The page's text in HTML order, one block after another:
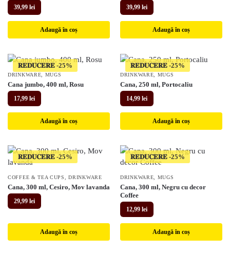
39,99 lei
Adaugă în coș
39,99 lei
Adaugă în coș
𝐑𝐄𝐃𝐔𝐂𝐄𝐑𝐄
DRINKWARE MUGS
Cana jumbo, 400 ml, Rosu
17,99 lei
Adaugă în coș
𝐑𝐄𝐃𝐔𝐂𝐄𝐑𝐄
DRINKWARE MUGS
Cana, 250 ml, Portocaliu
14,99 lei
Adaugă în coș
𝐑𝐄𝐃𝐔𝐂𝐄𝐑𝐄
COFFEE & TEA CUPS ,DRINKWARE
Cana, 300 ml, Cesiro, Mov lavanda
29,99 lei
Adaugă în coș
𝐑𝐄𝐃𝐔𝐂𝐄𝐑𝐄
DRINKWARE MUGS
Cana, 300 ml, Negru cu decor
Coffee
12,99 lei
Adaugă în coș